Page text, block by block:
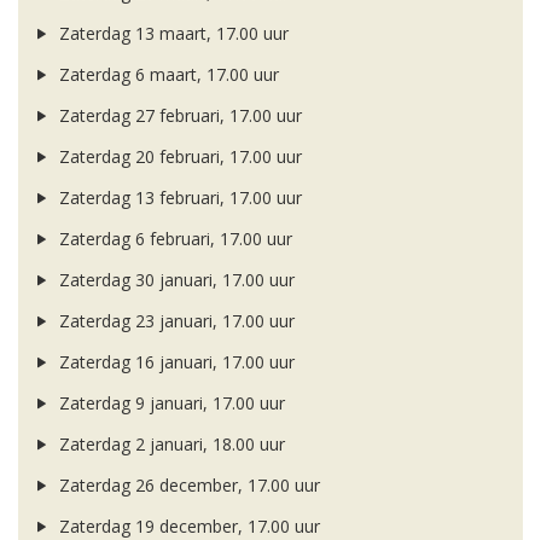
Zaterdag 13 maart, 17.00 uur
Zaterdag 6 maart, 17.00 uur
Zaterdag 27 februari, 17.00 uur
Zaterdag 20 februari, 17.00 uur
Zaterdag 13 februari, 17.00 uur
Zaterdag 6 februari, 17.00 uur
Zaterdag 30 januari, 17.00 uur
Zaterdag 23 januari, 17.00 uur
Zaterdag 16 januari, 17.00 uur
Zaterdag 9 januari, 17.00 uur
Zaterdag 2 januari, 18.00 uur
Zaterdag 26 december, 17.00 uur
Zaterdag 19 december, 17.00 uur